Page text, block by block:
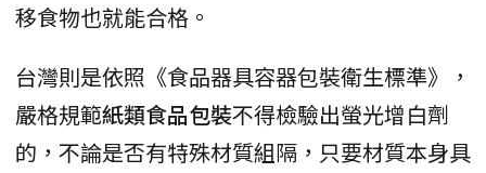
移食物也就能合格。
台灣則是依照《食品器具容器包裝衛生標準》，
嚴格規範紙類食品包裝不得檢驗出螢光增白劑
的，不論是否有特殊材質組隔，只要材質本身具